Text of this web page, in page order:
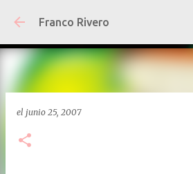
Ir al contenido
Franco Rivero
el junio 25, 2007